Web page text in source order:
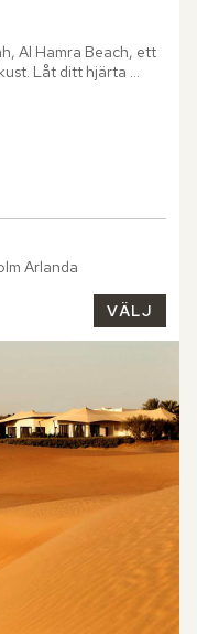
Al Hamra Beach, ett
Låt ditt hjärta
in i detta...
Arlanda
VÄLJ